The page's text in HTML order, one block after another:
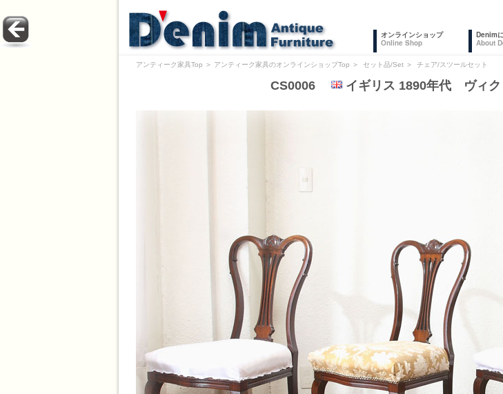
オンラインショップ
Online Shop
Denim
About
アンティーク家具Top ＞ アンティーク家具のオンラインショップTop ＞ セット品/Set ＞ チェア/スツールセット
CS0006 イギリス 1890年代 ヴィ